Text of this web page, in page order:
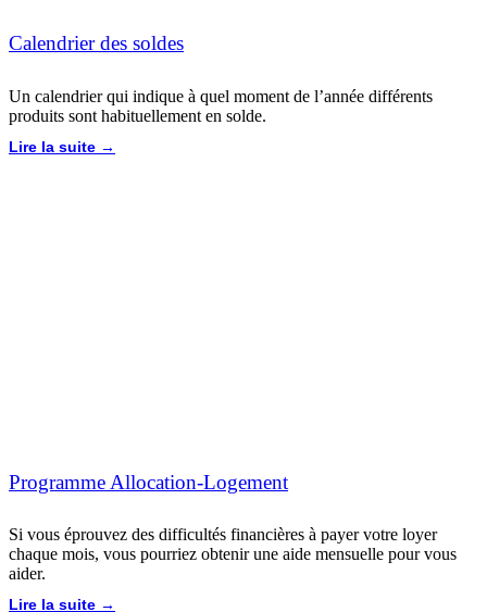
Calendrier des soldes
Un calendrier qui indique à quel moment de l’année différents
produits sont habituellement en solde.
Lire la suite →
Programme Allocation-Logement
Si vous éprouvez des difficultés financières à payer votre loyer
chaque mois, vous pourriez obtenir une aide mensuelle pour vous
aider.
Lire la suite →